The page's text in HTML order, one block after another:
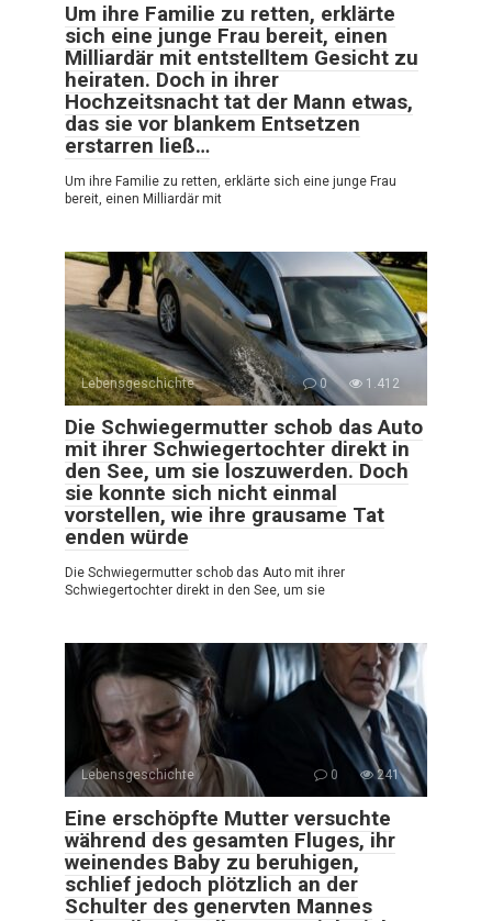
Um ihre Familie zu retten, erklärte
sich eine junge Frau bereit, einen
Milliardär mit entstelltem Gesicht zu
heiraten. Doch in ihrer
Hochzeitsnacht tat der Mann etwas,
das sie vor blankem Entsetzen
erstarren ließ…
Um ihre Familie zu retten, erklärte sich eine junge Frau
bereit, einen Milliardär mit
Lebensgeschichte 0 1.412
Die Schwiegermutter schob das Auto
mit ihrer Schwiegertochter direkt in
den See, um sie loszuwerden. Doch
sie konnte sich nicht einmal
vorstellen, wie ihre grausame Tat
enden würde
Die Schwiegermutter schob das Auto mit ihrer
Schwiegertochter direkt in den See, um sie
Lebensgeschichte 0 241
Eine erschöpfte Mutter versuchte
während des gesamten Fluges, ihr
weinendes Baby zu beruhigen,
schlief jedoch plötzlich an der
Schulter des genervten Mannes